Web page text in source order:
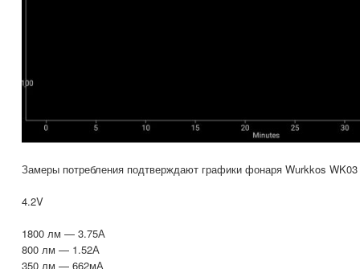
Замеры потребления подтверждают графики фонаря Wurkkos WK03
4.2V
1800 лм — 3.75А
800 лм — 1.52А
350 лм — 662мА